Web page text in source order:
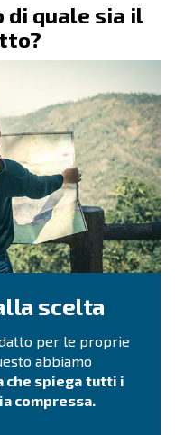
e di un preventivo
in contatto con i
dettagli e verrai